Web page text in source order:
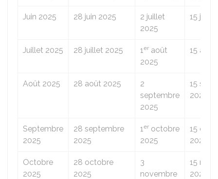
Juin 2025 28 juin 2025
2 juillet
2025
15
Juillet 2025 28 juillet 2025 1er août
2025
15
Août 2025 28 août 2025
2
septembre
2025
15
2025
Septembre
2025
28 septembre
2025
1er octobre
2025
15
2025
Octobre
2025
28 octobre
2025
3
novembre
15
2025